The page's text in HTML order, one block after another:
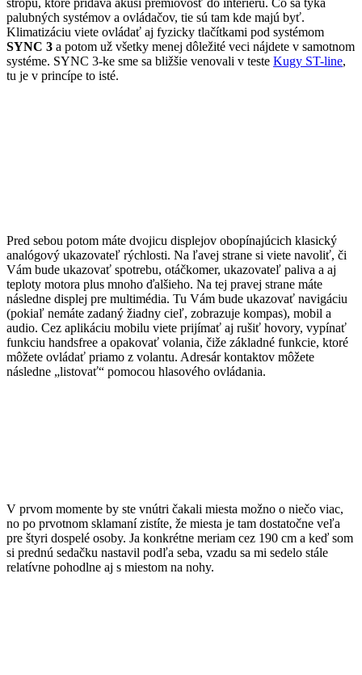
stropu, ktoré pridáva akúsi prémiovosť do interiéru. Čo sa týka
palubných systémov a ovládačov, tie sú tam kde majú byť.
Klimatizáciu viete ovládať aj fyzicky tlačítkami pod systémom
SYNC 3 a potom už všetky menej dôležité veci nájdete v samotnom
systéme. SYNC 3-ke sme sa bližšie venovali v teste Kugy ST-line,
tu je v princípe to isté.
Pred sebou potom máte dvojicu displejov obopínajúcich klasický
analógový ukazovateľ rýchlosti. Na ľavej strane si viete navoliť, či
Vám bude ukazovať spotrebu, otáčkomer, ukazovateľ paliva a aj
teploty motora plus mnoho ďalšieho. Na tej pravej strane máte
následne displej pre multimédia. Tu Vám bude ukazovať navigáciu
(pokiaľ nemáte zadaný žiadny cieľ, zobrazuje kompas), mobil a
audio. Cez aplikáciu mobilu viete prijímať aj rušiť hovory, vypínať
funkciu handsfree a opakovať volania, čiže základné funkcie, ktoré
môžete ovládať priamo z volantu. Adresár kontaktov môžete
následne „listovať“ pomocou hlasového ovládania.
V prvom momente by ste vnútri čakali miesta možno o niečo viac,
no po prvotnom sklamaní zistíte, že miesta je tam dostatočne veľa
pre štyri dospelé osoby. Ja konkrétne meriam cez 190 cm a keď som
si prednú sedačku nastavil podľa seba, vzadu sa mi sedelo stále
relatívne pohodlne aj s miestom na nohy.